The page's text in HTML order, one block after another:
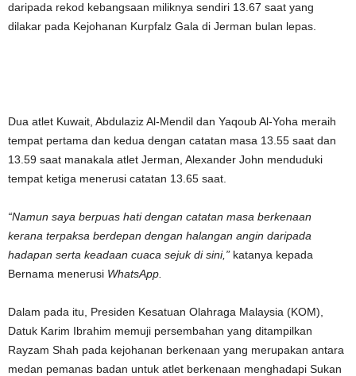
daripada rekod kebangsaan miliknya sendiri 13.67 saat yang
dilakar pada Kejohanan Kurpfalz Gala di Jerman bulan lepas.
Dua atlet Kuwait, Abdulaziz Al-Mendil dan Yaqoub Al-Yoha meraih
tempat pertama dan kedua dengan catatan masa 13.55 saat dan
13.59 saat manakala atlet Jerman, Alexander John menduduki
tempat ketiga menerusi catatan 13.65 saat.
“Namun saya berpuas hati dengan catatan masa berkenaan
kerana terpaksa berdepan dengan halangan angin daripada
hadapan serta keadaan cuaca sejuk di sini,” katanya kepada
Bernama menerusi WhatsApp.
Dalam pada itu, Presiden Kesatuan Olahraga Malaysia (KOM),
Datuk Karim Ibrahim memuji persembahan yang ditampilkan
Rayzam Shah pada kejohanan berkenaan yang merupakan antara
medan pemanas badan untuk atlet berkenaan menghadapi Sukan